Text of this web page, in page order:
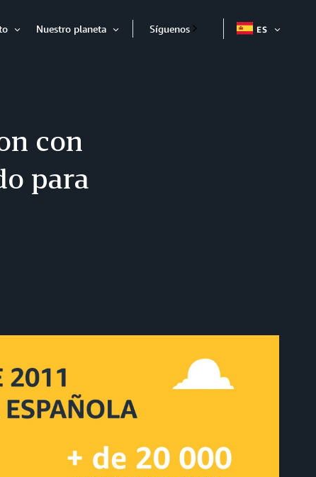
Nuestro planeta
Expandir
Síguenos ES
con
para